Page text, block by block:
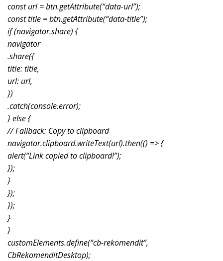
const url = btn.getAttribute(“data-url”);
const title = btn.getAttribute(“data-title”);
if (navigator.share) {
navigator
.share({
title: title,
url: url,
})
.catch(console.error);
} else {
// Fallback: Copy to clipboard
navigator.clipboard.writeText(url).then(() => {
alert(“Link copied to clipboard!”);
});
}
});
});
}
}
customElements.define(“cb-rekomendit”,
CbRekomenditDesktop);